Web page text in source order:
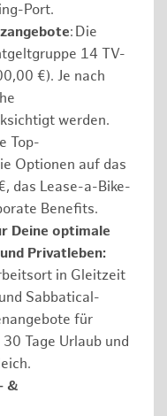
Port.
: Die
14 TV-
€). Je nach
werden.
Top-
Optionen auf das
das Lease-a-Bike-
Benefits.
Deine optimale
Privatleben:
in Gleitzeit
Sabbatical-
für
Tage Urlaub und
&